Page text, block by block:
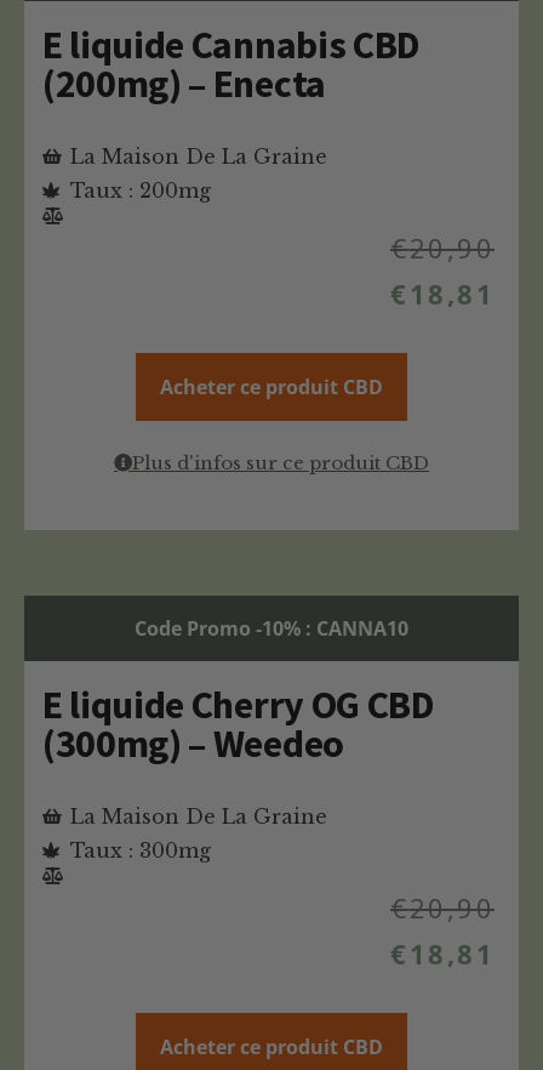
E liquide Cannabis CBD
(200mg) – Enecta
La Maison De La Graine
Taux : 200mg
€20,90
€ 18,81
Acheter ce produit CBD
Plus d'infos sur ce produit CBD
Code Promo -10% : CANNA10
E liquide Cherry OG CBD
(300mg) – Weedeo
La Maison De La Graine
Taux : 300mg
€20,90
€ 18,81
Acheter ce produit CBD